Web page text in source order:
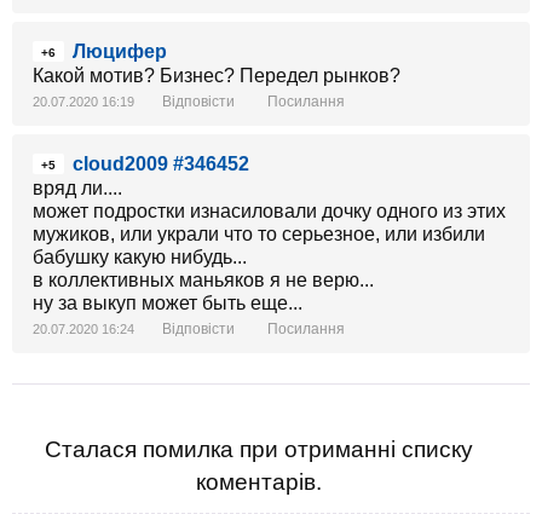
+6
Люцифер
Какой мотив? Бизнес? Передел рынков?
20.07.2020 16:19 Відповісти Посилання
+5
cloud2009 #346452
вряд ли....
может подростки изнасиловали дочку одного из этих
мужиков, или украли что то серьезное, или избили
бабушку какую нибудь...
в коллективных маньяков я не верю...
ну за выкуп может быть еще...
20.07.2020 16:24 Відповісти Посилання
Сталася помилка при отриманні списку
коментарів.